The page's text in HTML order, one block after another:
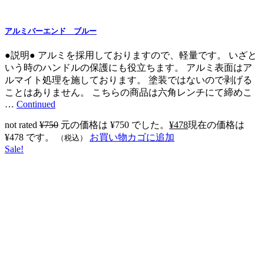
アルミバーエンド ブルー
●説明● アルミを採用しておりますので、軽量です。 いざと
いう時のハンドルの保護にも役立ちます。 アルミ表面はア
ルマイト処理を施しております。 塗装ではないので剥げる
ことはありません。 こちらの商品は六角レンチにて締めこ
… Continued
not rated ¥750 元の価格は ¥750 でした。 ¥478現在の価格は
¥478 です。
（税込）
お買い物カゴに追加
Sale!